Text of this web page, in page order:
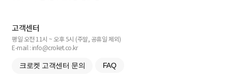
고객센터
평일 오전 11시 ~ 오후 5시 (주말, 공휴일 제외)
E-mail : info@croket.co.kr
크로켓 고객센터 문의 FAQ